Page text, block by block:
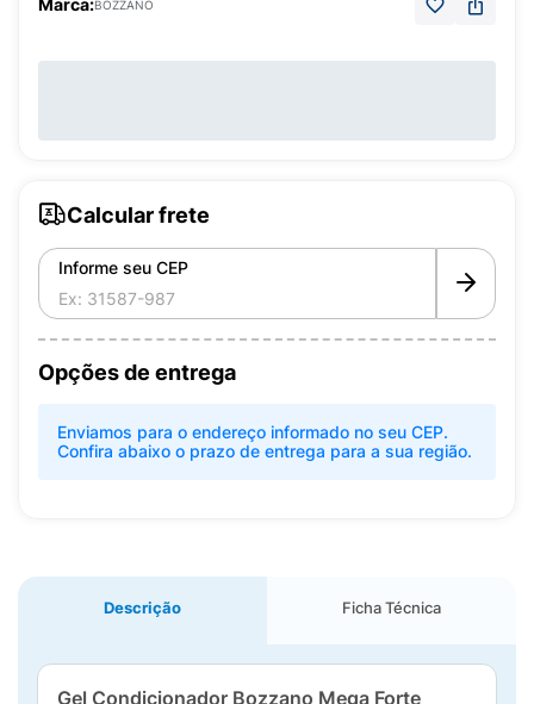
Marca:BOZZANO
Calcular frete
Informe seu CEP
Opções de entrega
Enviamos para o endereço informado no seu CEP.
Confira abaixo o prazo de entrega para a sua região.
Descrição Ficha Técnica
Gel Condicionador Bozzano Mega Forte